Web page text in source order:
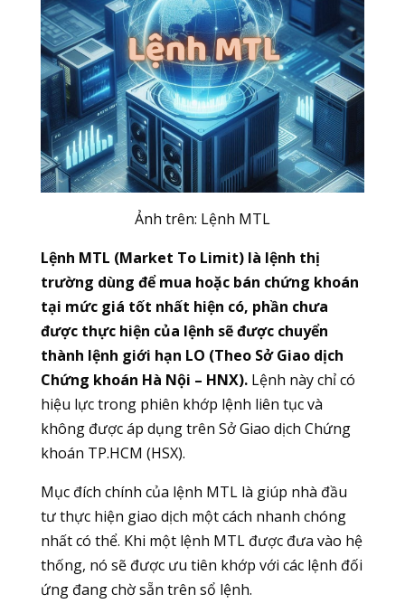
Ảnh trên: Lệnh MTL
Lệnh MTL (Market To Limit) là lệnh thị
trường dùng để mua hoặc bán chứng khoán
tại mức giá tốt nhất hiện có, phần chưa
được thực hiện của lệnh sẽ được chuyển
thành lệnh giới hạn LO (Theo Sở Giao dịch
Chứng khoán Hà Nội – HNX).Lệnh này chỉ có
hiệu lực trong phiên khớp lệnh liên tục và
không được áp dụng trên Sở Giao dịch Chứng
khoán TP.HCM (HSX).
Mục đích chính của lệnh MTL là giúp nhà đầu
tư thực hiện giao dịch một cách nhanh chóng
nhất có thể. Khi một lệnh MTL được đưa vào hệ
thống, nó sẽ được ưu tiên khớp với các lệnh đối
ứng đang chờ sẵn trên sổ lệnh.